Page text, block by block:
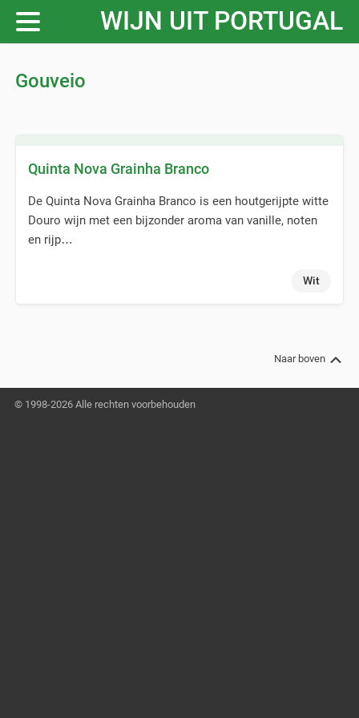
WIJN UIT PORTUGAL
Gouveio
Quinta Nova Grainha Branco
De Quinta Nova Grainha Branco is een houtgerijpte witte
Douro wijn met een bijzonder aroma van vanille, noten
en rijp…
Wit
Naar boven
© 1998-2026 Alle rechten voorbehouden